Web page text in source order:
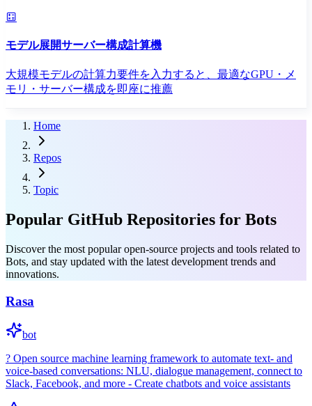
モデル展開サーバー構成計算機
大規模モデルの計算力要件を入力すると、最適なGPU・メ
モリ・サーバー構成を即座に推薦
Home
Repos
Topic
Popular GitHub Repositories for Bots
Discover the most popular open-source projects and tools related to
Bots, and stay updated with the latest development trends and
innovations.
Rasa
bot
? Open source machine learning framework to automate text- and
voice-based conversations: NLU, dialogue management, connect to
Slack, Facebook, and more - Create chatbots and voice assistants